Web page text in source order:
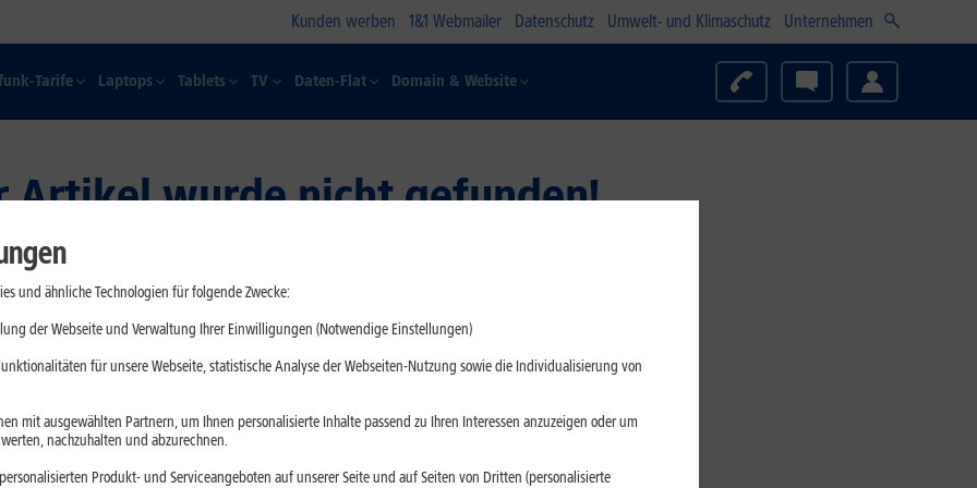
Kunden werben 1&1 Webmailer Datenschutz Umwelt- und Klimaschutz Unternehmen
Tarife Laptops Tablets TV Daten-Flat Domain & Website
Artikel wurde nicht gefunden!
Ursachen haben:
und ähnliche Technologien für folgende Zwecke:
der Webseite und Verwaltung Ihrer Einwilligungen (Notwendige Einstellungen)
für unsere Webseite, statistische Analyse der Webseiten-Nutzung sowie die Individualisierung von
mit ausgewählten Partnern, um Ihnen personalisierte Inhalte passend zu Ihren Interessen anzuzeigen oder um
nachzuhalten und abzurechnen.
Produkt- und Serviceangeboten auf unserer Seite und auf Seiten von Dritten (personalisierte